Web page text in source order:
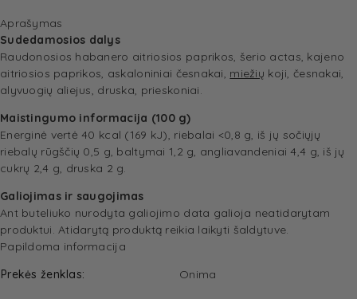
Aprašymas
Sudedamosios dalys
Raudonosios habanero aitriosios paprikos, šerio actas, kajeno
aitriosios paprikos, askaloniniai česnakai, miežių koji, česnakai,
alyvuogių aliejus, druska, prieskoniai.
Maistingumo informacija (100 g)
Energinė vertė 40 kcal (169 kJ), riebalai <0,8 g, iš jų sočiųjų
riebalų rūgščių 0,5 g, baltymai 1,2 g, angliavandeniai 4,4 g, iš jų
cukrų 2,4 g, druska 2 g.
Galiojimas ir saugojimas
Ant buteliuko nurodyta galiojimo data galioja neatidarytam
produktui. Atidarytą produktą reikia laikyti šaldytuve.
Papildoma informacija
Prekės ženklas
Onima